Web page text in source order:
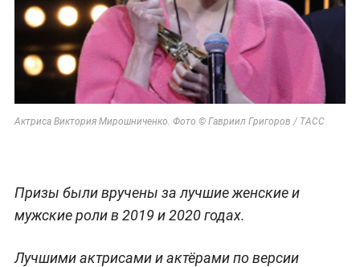
Актриса Виктория Мирошниченко. Фото © Гавриил Григоров / ТАСС
Призы были вручены за лучшие женские и
мужские роли в 2019 и 2020 годах.
Лучшими актрисами и актёрами по версии